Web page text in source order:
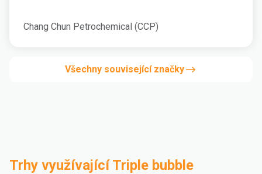
Chang Chun Petrochemical (CCP)
Všechny související značky
Trhy využívající Triple bubble